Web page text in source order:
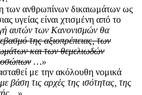
των ανθρωπίνων δικαιωμάτων ως
υγείας είναι χτισμένη από το
αυτών των Κανονισμών θα
της αξιοπρέπειας, των
και των θεμελιωδών
…»
με την ακόλουθη νομικά
βάση τις αρχές της ισότητας, της